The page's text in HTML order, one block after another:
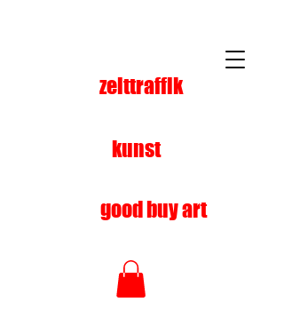
kunst
zeittraffik
good buy art